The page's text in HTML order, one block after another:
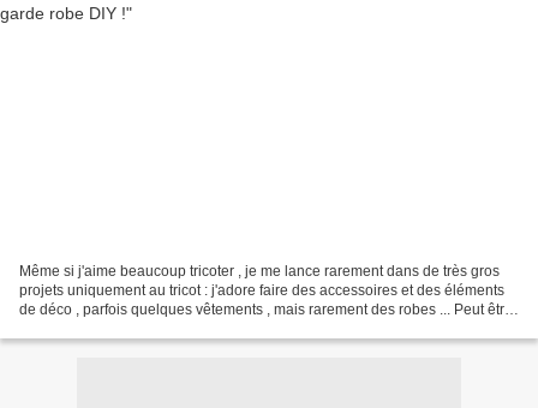
Même si j'aime beaucoup tricoter , je me lance rarement dans de très gros
projets uniquement au tricot : j'adore faire des accessoires et des éléments
de déco , parfois quelques vêtements , mais rarement des robes ... Peut être